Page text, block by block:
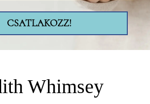
CSATLAKOZZ!
Whimsey